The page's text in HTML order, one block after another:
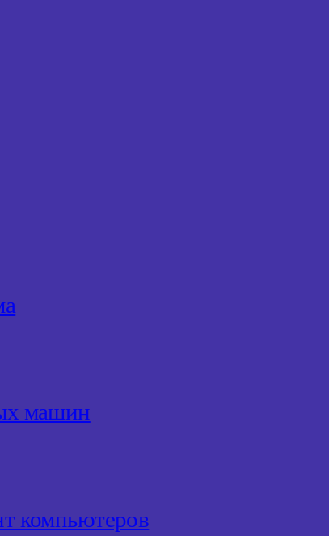
машин
компьютеров